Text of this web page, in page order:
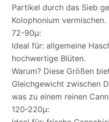
Partikel durch das Sieb
Kolophonium vermischen.
72-90µ:
Ideal für: allgemeine
hochwertige Blüten.
Warum? Diese Größen
Gleichgewicht zwischen
was zu einem reinen
120-220µ: